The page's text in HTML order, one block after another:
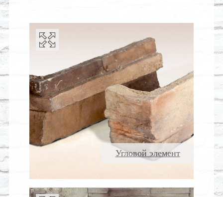
Угловой элемент